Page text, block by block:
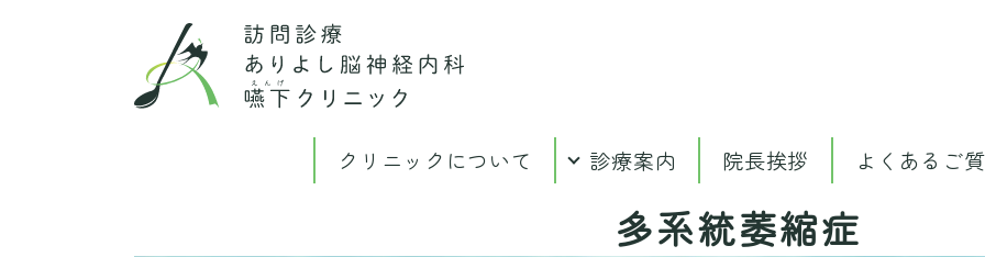
クリニックについて 診療案内 院長挨拶 よくあるご
多系統萎縮症